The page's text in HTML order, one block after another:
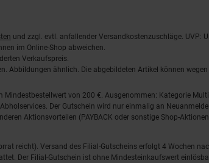
und zzgl. evtl. anfallender Versandkostenzuschläge. UVP:
im Online-Shop abweichen.
Verkaufspreis.
Abbildungen ähnlich. Die abgebildeten Artikel können
von 200 €. Ausgenommen: Kategorie
Der Gutschein wird nur einmalig an
Aktionsvorteilen (PAYBACK oder sonstige Shop-
reicht). Versand des Filial-Gutscheins erfolgt 4 Wochen
Der Filial-Gutschein ist ohne Mindesteinkaufswert